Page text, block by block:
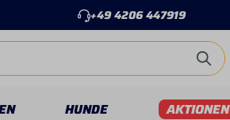
+49 4206 447919
HUNDE AKTIONEN